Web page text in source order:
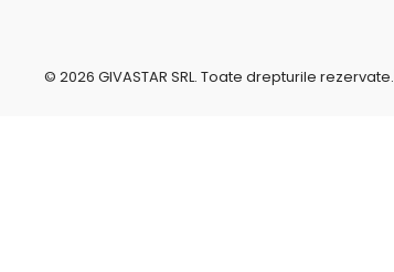
r
© 2026 GIVASTAR SRL. Toate drepturile rezervate.